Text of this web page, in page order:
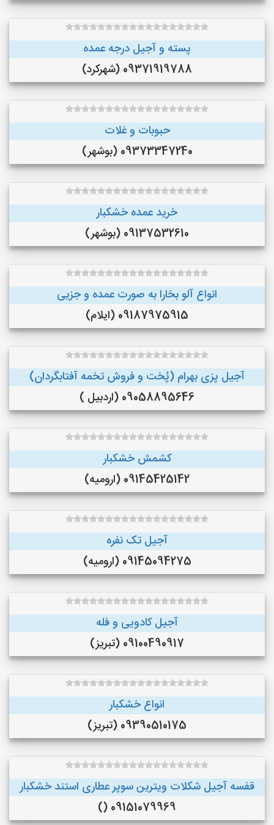
پسته و آجیل درجه عمده
09371919788 (شهرکرد)
حبوبات و غلات
09373347240 (بوشهر)
خرید عمده خشکبار
09137532610 (بوشهر)
انواع آلو بخارا به صورت عمده و جزیی
09187975915 (ایلام)
آجیل پزی بهرام (پُخت و فروش تخمه آفتابگردان)
09058895646 (اردبیل )
کشمش خشکبار
09145425142 (ارومیه)
آجیل تک نفره
09145094275 (ارومیه)
آجیل کادویی و فله
09100490917 (تبریز)
انواع خشکبار
09390510175 (تبریز)
قفسه آجیل شکلات ویترین سوپر عطاری استند خشکبار
09151079969 ()